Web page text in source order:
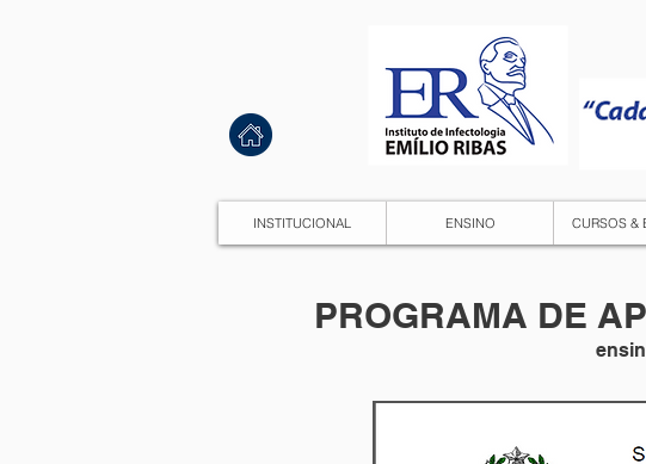
INSTITUCIONAL ENSINO CURSOS &
PROGRAMA DE